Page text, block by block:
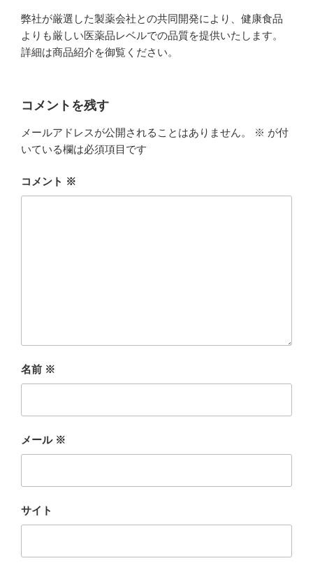
弊社が厳選した製薬会社との共同開発により、健康食品
よりも厳しい医薬品レベルでの品質を提供いたします。
詳細は商品紹介を御覧ください。
コメントを残す
メールアドレスが公開されることはありません。 ※ が付
いている欄は必須項目です
コメント ※
名前 ※
メール ※
サイト